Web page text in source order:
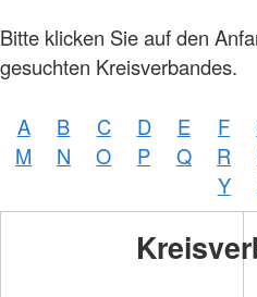
Bitte klicken Sie auf den
gesuchten Kreisverbandes.
A B C D E F
M N O P Q R
Y